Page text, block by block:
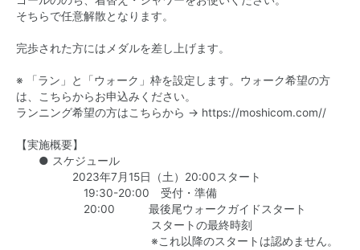
そちらで任意解散となります。
完歩された方にはメダルを差し上げます。
※ 「ラン」と「ウォーク」枠を設定します。ウォーク希望の方
は、こちらからお申込みください。
ランニング希望の方はこちらから → https://moshicom.com//
【実施概要】
● スケジュール
2023年7月15日（土）20:00スタート
19:30-20:00 受付・準備
20:00 最後尾ウォークガイドスタート
スタートの最終時刻
※これ以降のスタートは認めません。